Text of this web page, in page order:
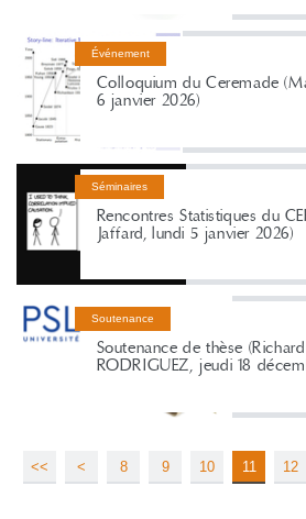
Événement
Colloquium du Ceremade
6 janvier 2026)
Séminaires
Rencontres Statistiques du
Jaffard, lundi 5 janvier 2026)
Soutenance
Soutenance de thèse
RODRIGUEZ, jeudi 18
<< < 8 9 10 11 12